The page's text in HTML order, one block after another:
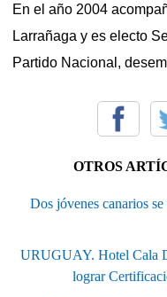
En el año 2004
Larrañaga y es electo
Partido Nacional,
OTROS
Dos jóvenes canarios
URUGUAY. Hotel Cala
lograr